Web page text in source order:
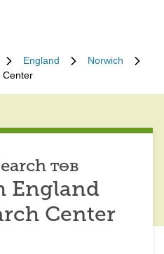
England
Norwich
Center
төв
England
Center